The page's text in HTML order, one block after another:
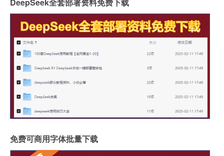
免费可商用字体批量下载